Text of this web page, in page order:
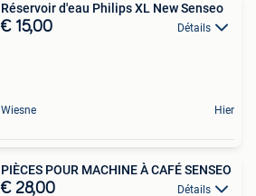
Réservoir d'eau Philips XL New Senseo
€ 15,00 Détails
Wiesne Hier
PIÈCES POUR MACHINE À CAFÉ SENSEO
€ 28,00 Détails